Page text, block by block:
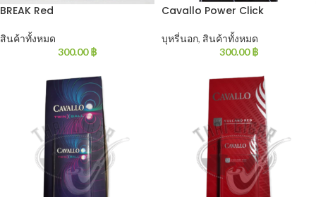
BREAK Red
สินค้าทั้งหมด
300.00฿
Cavallo Power Click
บุหรี่นอก, สินค้าทั้งหมด
300.00฿